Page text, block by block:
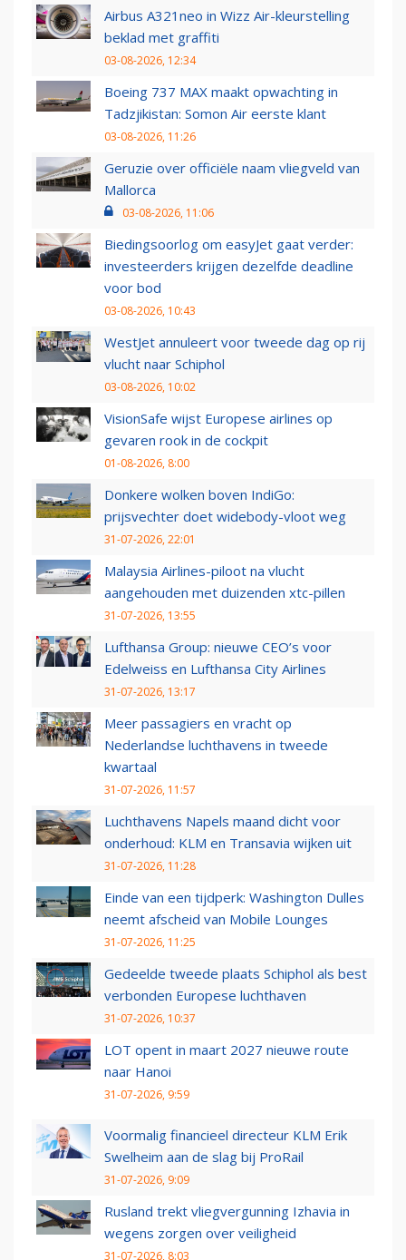
Airbus A321neo in Wizz Air-kleurstelling
beklad met graffiti
03-08-2026, 12:34
Boeing 737 MAX maakt opwachting in
Tadzjikistan: Somon Air eerste klant
03-08-2026, 11:26
Geruzie over officiële naam vliegveld van
Mallorca
03-08-2026, 11:06
Biedingsoorlog om easyJet gaat verder:
investeerders krijgen dezelfde deadline
voor bod
03-08-2026, 10:43
WestJet annuleert voor tweede dag op rij
vlucht naar Schiphol
03-08-2026, 10:02
VisionSafe wijst Europese airlines op
gevaren rook in de cockpit
01-08-2026, 8:00
Donkere wolken boven IndiGo:
prijsvechter doet widebody-vloot weg
31-07-2026, 22:01
Malaysia Airlines-piloot na vlucht
aangehouden met duizenden xtc-pillen
31-07-2026, 13:55
Lufthansa Group: nieuwe CEO’s voor
Edelweiss en Lufthansa City Airlines
31-07-2026, 13:17
Meer passagiers en vracht op
Nederlandse luchthavens in tweede
kwartaal
31-07-2026, 11:57
Luchthavens Napels maand dicht voor
onderhoud: KLM en Transavia wijken uit
31-07-2026, 11:28
Einde van een tijdperk: Washington Dulles
neemt afscheid van Mobile Lounges
31-07-2026, 11:25
Gedeelde tweede plaats Schiphol als best
verbonden Europese luchthaven
31-07-2026, 10:37
LOT opent in maart 2027 nieuwe route
naar Hanoi
31-07-2026, 9:59
Voormalig financieel directeur KLM Erik
Swelheim aan de slag bij ProRail
31-07-2026, 9:09
Rusland trekt vliegvergunning Izhavia in
wegens zorgen over veiligheid
31-07-2026, 8:03